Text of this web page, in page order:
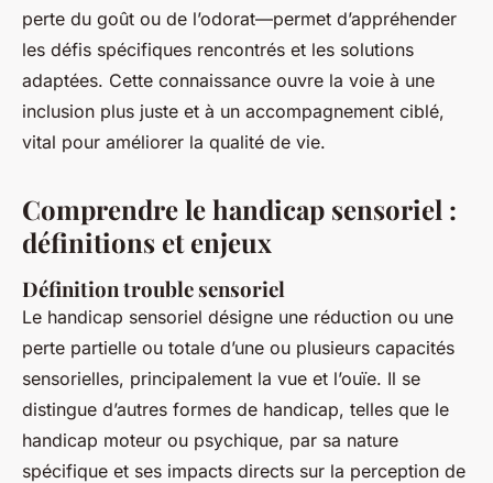
Éden• 20 décembre 2025•4 min de lecture
perte du goût ou de l’odorat—permet d’appréhender
les défis spécifiques rencontrés et les solutions
adaptées. Cette connaissance ouvre la voie à une
inclusion plus juste et à un accompagnement ciblé,
vital pour améliorer la qualité de vie.
Comprendre le handicap sensoriel :
définitions et enjeux
Définition trouble sensoriel
Le handicap sensoriel désigne une réduction ou une
perte partielle ou totale d’une ou plusieurs capacités
sensorielles, principalement la vue et l’ouïe. Il se
distingue d’autres formes de handicap, telles que le
handicap moteur ou psychique, par sa nature
spécifique et ses impacts directs sur la perception de